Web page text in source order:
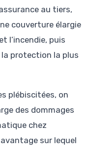
au tiers,
couverture élargie
l’incendie, puis
protection la plus
plébiscitées, on
des dommages
chez
sur lequel